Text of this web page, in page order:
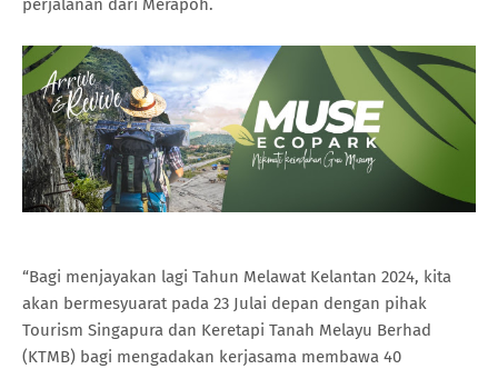
perjalanan dari Merapoh.
“Bagi menjayakan lagi Tahun Melawat Kelantan 2024, kita
akan bermesyuarat pada 23 Julai depan dengan pihak
Tourism Singapura dan Keretapi Tanah Melayu Berhad
(KTMB) bagi mengadakan kerjasama membawa 40